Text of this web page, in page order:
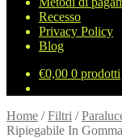
Recesso
Privacy Policy
Blog
€0,00 0 prodotti
Home /Filtri /
Ripiegabile In